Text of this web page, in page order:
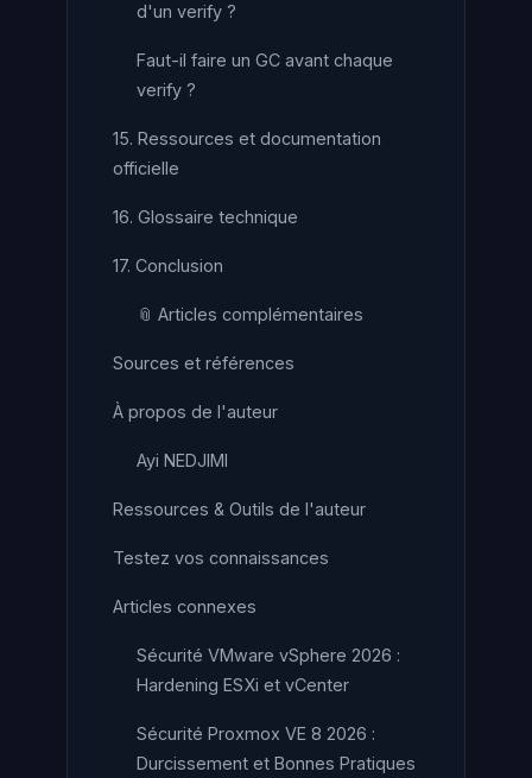
d'un verify ?
Faut-il faire un GC avant chaque
verify ?
15. Ressources et documentation
officielle
16. Glossaire technique
17. Conclusion
📎 Articles complémentaires
Sources et références
À propos de l'auteur
Ayi NEDJIMI
Ressources & Outils de l'auteur
Testez vos connaissances
Articles connexes
Sécurité VMware vSphere 2026 :
Hardening ESXi et vCenter
Sécurité Proxmox VE 8 2026 :
Durcissement et Bonnes Pratiques